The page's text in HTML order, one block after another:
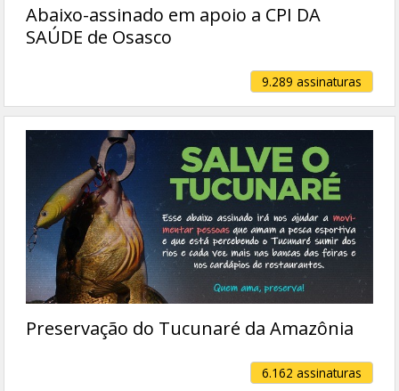
Abaixo-assinado em apoio a CPI DA
SAÚDE de Osasco
9.289 assinaturas
Preservação do Tucunaré da Amazônia
6.162 assinaturas